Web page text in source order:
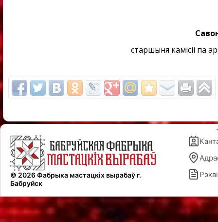
старшыня камісіі па
© 2026 Фабрыка мастацкіх вырабаў г.
Бабруйск